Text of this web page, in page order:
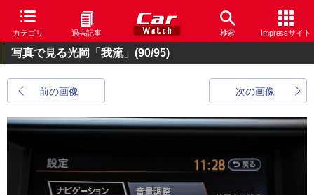
カテゴリ 過去記事 検索 Impressサイト
写真で見る光岡「我流」 (90/95)
前の画像 次の画像